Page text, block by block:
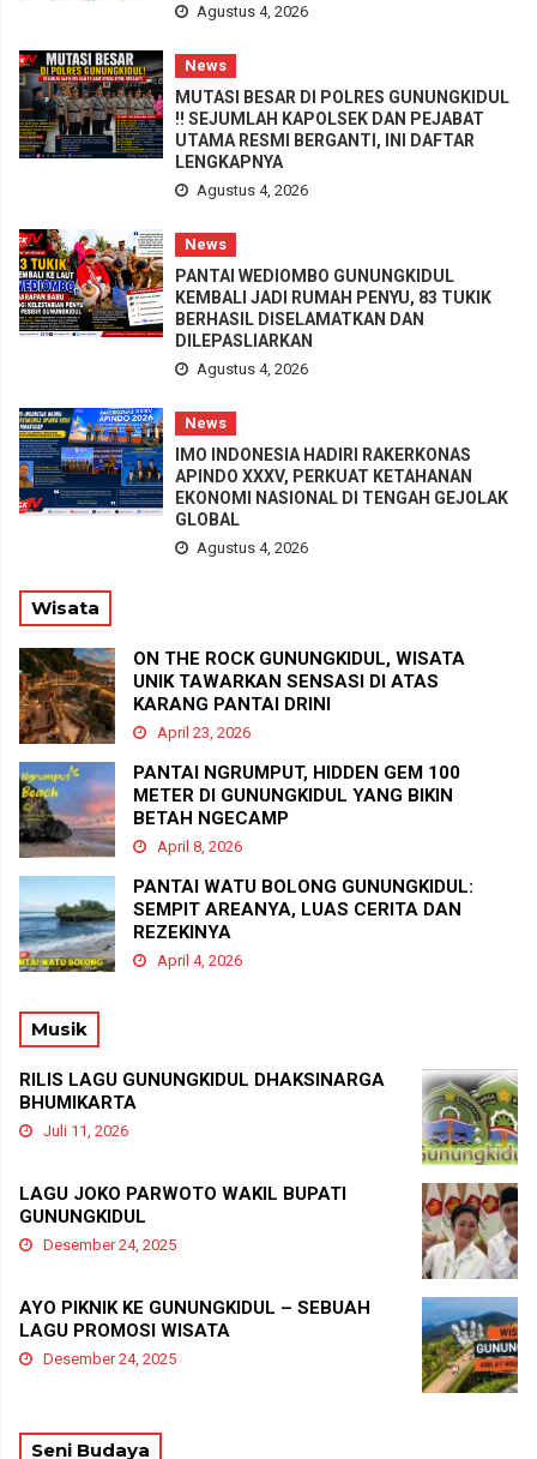
Agustus 4, 2026
News
MUTASI BESAR DI POLRES GUNUNGKIDUL
!! SEJUMLAH KAPOLSEK DAN PEJABAT
UTAMA RESMI BERGANTI, INI DAFTAR
LENGKAPNYA
Agustus 4, 2026
News
PANTAI WEDIOMBO GUNUNGKIDUL
KEMBALI JADI RUMAH PENYU, 83 TUKIK
BERHASIL DISELAMATKAN DAN
DILEPASLIARKAN
Agustus 4, 2026
News
IMO INDONESIA HADIRI RAKERKONAS
APINDO XXXV, PERKUAT KETAHANAN
EKONOMI NASIONAL DI TENGAH GEJOLAK
GLOBAL
Agustus 4, 2026
Wisata
ON THE ROCK GUNUNGKIDUL, WISATA
UNIK TAWARKAN SENSASI DI ATAS
KARANG PANTAI DRINI
April 23, 2026
PANTAI NGRUMPUT, HIDDEN GEM 100
METER DI GUNUNGKIDUL YANG BIKIN
BETAH NGECAMP
April 8, 2026
PANTAI WATU BOLONG GUNUNGKIDUL:
SEMPIT AREANYA, LUAS CERITA DAN
REZEKINYA
April 4, 2026
Musik
RILIS LAGU GUNUNGKIDUL DHAKSINARGA
BHUMIKARTA
Juli 11, 2026
LAGU JOKO PARWOTO WAKIL BUPATI
GUNUNGKIDUL
Desember 24, 2025
AYO PIKNIK KE GUNUNGKIDUL – SEBUAH
LAGU PROMOSI WISATA
Desember 24, 2025
Seni Budaya